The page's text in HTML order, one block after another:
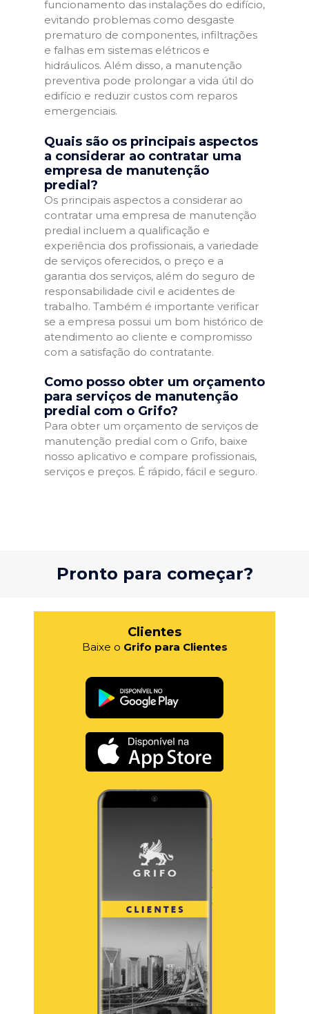
funcionamento das instalações do edifício,
evitando problemas como desgaste
prematuro de componentes, infiltrações
e falhas em sistemas elétricos e
hidráulicos. Além disso, a manutenção
preventiva pode prolongar a vida útil do
edifício e reduzir custos com reparos
emergenciais.
Quais são os principais aspectos
a considerar ao contratar uma
empresa de manutenção
predial?
Os principais aspectos a considerar ao
contratar uma empresa de manutenção
predial incluem a qualificação e
experiência dos profissionais, a variedade
de serviços oferecidos, o preço e a
garantia dos serviços, além do seguro de
responsabilidade civil e acidentes de
trabalho. Também é importante verificar
se a empresa possui um bom histórico de
atendimento ao cliente e compromisso
com a satisfação do contratante.
Como posso obter um orçamento
para serviços de manutenção
predial com o Grifo?
Para obter um orçamento de serviços de
manutenção predial com o Grifo, baixe
nosso aplicativo e compare profissionais,
serviços e preços. É rápido, fácil e seguro.
Pronto para começar?
Clientes
Baixe o Grifo para Clientes